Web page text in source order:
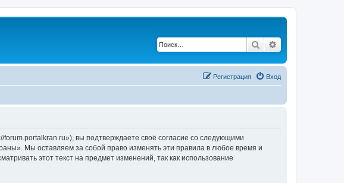
Поиск
Вход
Регистрация
вы подтверждаете своё согласие со следующими
Мы оставляем за собой право изменять эти правила в любое время и
этот текст на предмет изменений, так как использование